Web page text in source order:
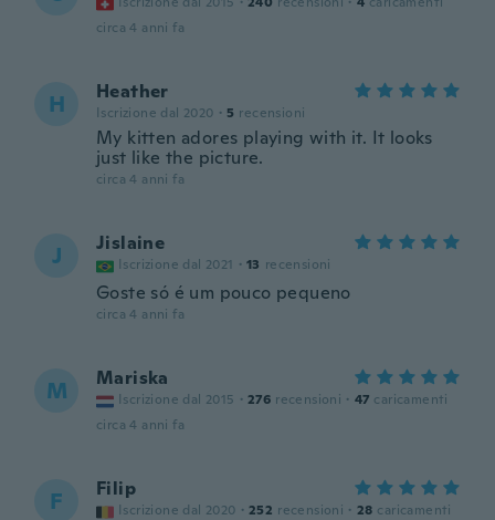
circa 4 anni fa
H Heather
Iscrizione dal 2020 · 5 recensioni
My kitten adores playing with it. It looks
just like the picture.
circa 4 anni fa
J Jislaine
Iscrizione dal 2021 · 13 recensioni
Goste só é um pouco pequeno
circa 4 anni fa
M Mariska
Iscrizione dal 2015 · 276 recensioni · 47 caricamenti
circa 4 anni fa
F Filip
Iscrizione dal 2020 · 252 recensioni · 28 caricamenti